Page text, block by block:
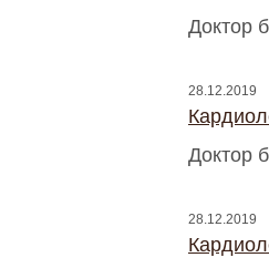
Доктор
28.12.2019
Доктор
28.12.2019